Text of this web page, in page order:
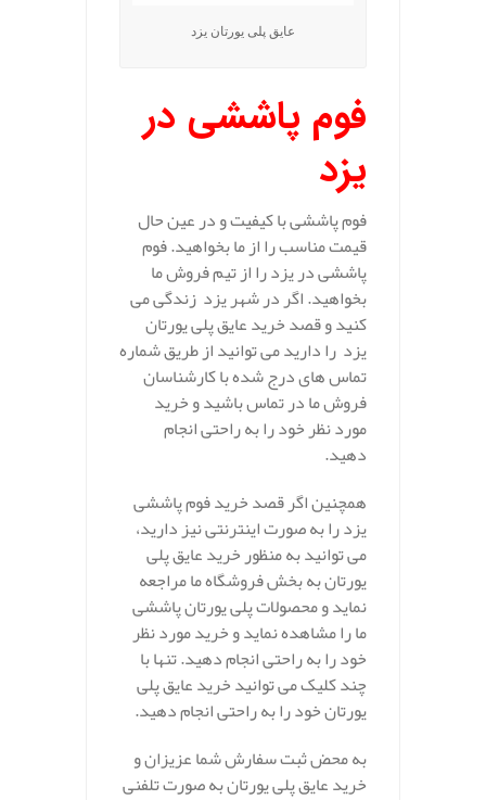
عایق پلی یورتان یزد
فوم پاششی در
یزد
فوم پاششی با کیفیت و در عین حال
قیمت مناسب را از ما بخواهید. فوم
پاششی در یزد را از تیم فروش ما
بخواهید. اگر در شهر یزد زندگی می
کنید و قصد خرید عایق پلی یورتان
یزد را دارید می توانید از طریق شماره
تماس های درج شده با کارشناسان
فروش ما در تماس باشید و خرید
مورد نظر خود را به راحتی انجام
دهید.
همچنین اگر قصد خرید فوم پاششی
یزد را به صورت اینترنتی نیز دارید،
می توانید به منظور خرید عایق پلی
یورتان به بخش فروشگاه ما مراجعه
نماید و محصولات پلی یورتان پاششی
ما را مشاهده نماید و خرید مورد نظر
خود را به راحتی انجام دهید. تنها با
چند کلیک می توانید خرید عایق پلی
یورتان خود را به راحتی انجام دهید.
به محض ثبت سفارش شما عزیزان و
خرید عایق پلی یورتان به صورت تلفنی